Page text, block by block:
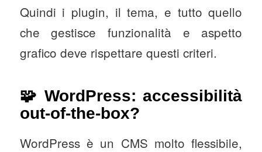
Quindi i plugin, il tema, e tutto quello
che gestisce funzionalità e aspetto
grafico deve rispettare questi criteri.
🧩 WordPress: accessibilità
out-of-the-box?
WordPress è un CMS molto flessibile,